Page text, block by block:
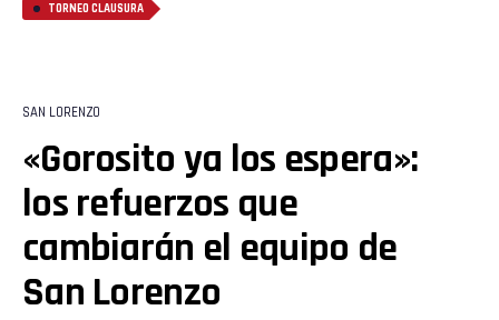
TORNEO CLAUSURA
SAN LORENZO
«Gorosito ya los espera»:
los refuerzos que
cambiarán el equipo de
San Lorenzo